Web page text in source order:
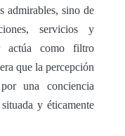
admirables, sino de
servicios y
actúa como filtro
que la percepción
una conciencia
y éticamente